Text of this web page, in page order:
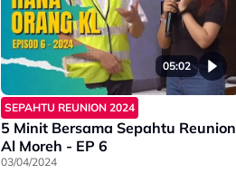
05:02
SEPAHTU REUNION 2024
5 Minit Bersama Sepahtu Reunion
Al Moreh - EP 6
03/04/2024